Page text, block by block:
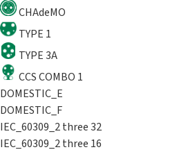
CHAdeMO
TYPE 1
TYPE 3A
CCS COMBO 1
DOMESTIC_E
DOMESTIC_F
IEC_60309_2 three 32
IEC_60309_2 three 16